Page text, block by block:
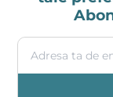
Adresa ta de